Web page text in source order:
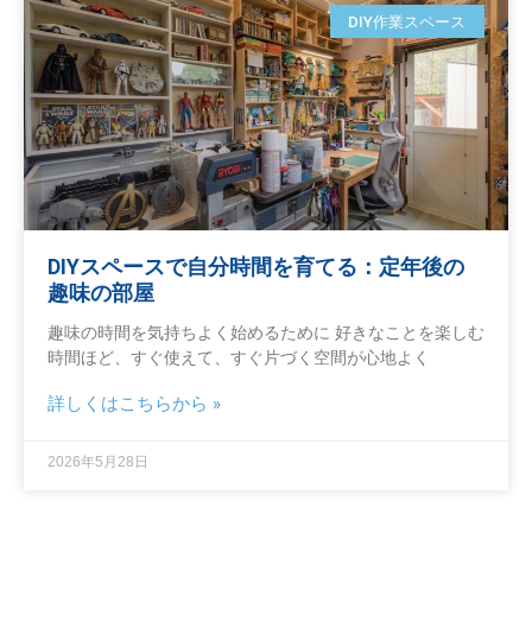
DIY作業スペース
DIYスペースで自分時間を育てる：定年後の
趣味の部屋
趣味の時間を気持ちよく始めるために 好きなことを楽しむ
時間ほど、すぐ使えて、すぐ片づく空間が心地よく
詳しくはこちらから »
2026年5月28日